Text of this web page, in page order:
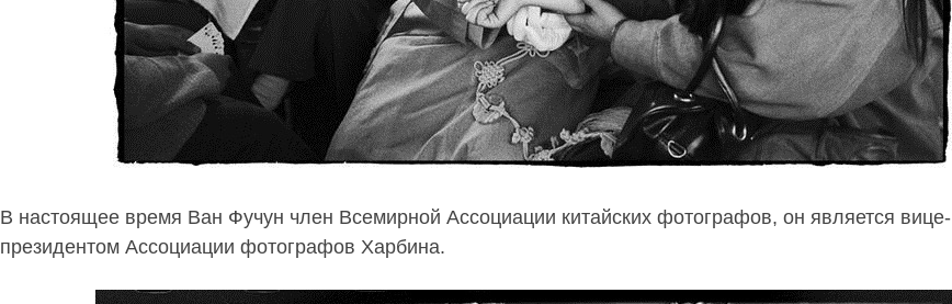
В настоящее время Ван Фучун член Всемирной Ассоциации китайских фотографов, он является вице-
президентом Ассоциации фотографов Харбина.